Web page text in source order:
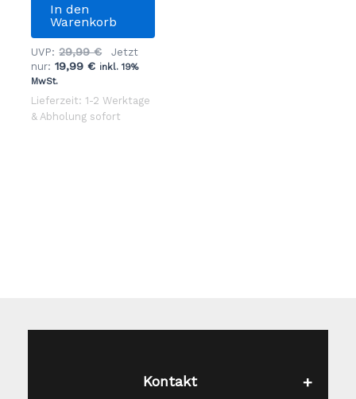
In den
Warenkorb
UVP: 29,99€
Ursprünglicher
Preis
29,99 €
Jetzt
nur: 19,99€Aktueller
19,99 €.
inkl. 19%
MwSt.
Lieferzeit: 1-2 Werktage
& Abholung sofort
Kontakt